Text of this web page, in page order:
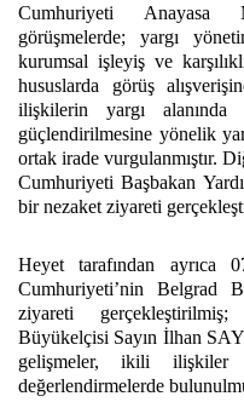
Cumhuriyeti Anayasa
görüşmelerde; yargı
kurumsal işleyiş ve
hususlarda görüş
ilişkilerin yargı
güçlendirilmesine yönelik
ortak irade vurgulanmıştır.
Cumhuriyeti Başbakan
bir nezaket ziyareti
Heyet tarafından ayrıca
Cumhuriyeti’nin Belgrad
ziyareti
Büyükelçisi Sayın İlhan
gelişmeler, ikili ilişkiler
değerlendirmelerde